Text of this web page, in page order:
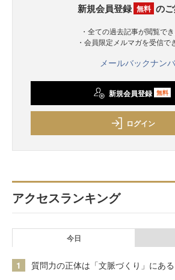
新規会員登録 無料 の
・全ての過去記事が閲覧で
・会員限定メルマガを受信で
メールバックナン
新規会員登録 無料
ログイン
アクセスランキング
今日
1 質問力の正体は「文脈づくり」にある